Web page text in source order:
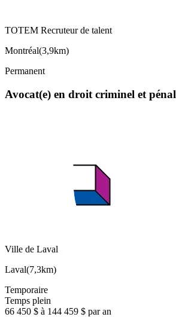
TOTEM Recruteur de talent
Montréal(3,9km)
Permanent
Avocat(e) en droit criminel et pénal
Ville de Laval
Laval(7,3km)
Temporaire
Temps plein
66 450 $ à 144 459 $ par an